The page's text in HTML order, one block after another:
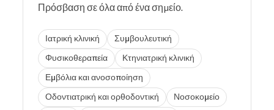
Πρόσβαση σε όλα από ένα σημείο.
Ιατρική κλινική
Συμβουλευτική
Φυσικοθεραπεία
Κτηνιατρική κλινική
Εμβόλια και ανοσοποίηση
Οδοντιατρική και ορθοδοντική
Νοσοκομείο